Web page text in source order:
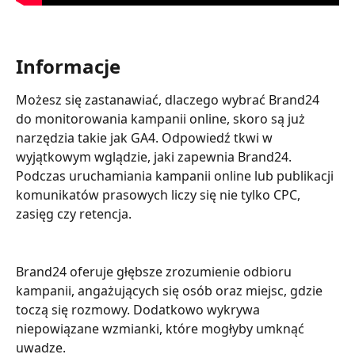
Informacje
Możesz się zastanawiać, dlaczego wybrać Brand24
do monitorowania kampanii online, skoro są już
narzędzia takie jak GA4. Odpowiedź tkwi w
wyjątkowym wglądzie, jaki zapewnia Brand24.
Podczas uruchamiania kampanii online lub publikacji
komunikatów prasowych liczy się nie tylko CPC,
zasięg czy retencja.
Brand24 oferuje głębsze zrozumienie odbioru
kampanii, angażujących się osób oraz miejsc, gdzie
toczą się rozmowy. Dodatkowo wykrywa
niepowiązane wzmianki, które mogłyby umknąć
uwadze.